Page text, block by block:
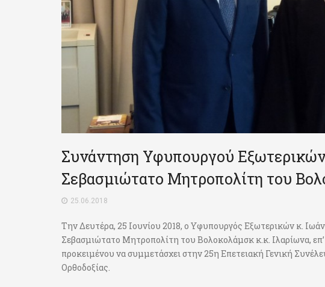
Συνάντηση Υφυπουργού
Σεβασμιώτατο Μητροπολίτη του
25.06.2018
Την Δευτέρα, 25 Ιουνίου 2018, ο Υφυπουργός Εξωτερικών κ.
Σεβασμιώτατο Μητροπολίτη του Βολοκολάμσκ κ.κ. Ιλαρίωνα,
προκειμένου να συμμετάσχει στην 25η Επετειακή Γενική
Ορθοδοξίας.